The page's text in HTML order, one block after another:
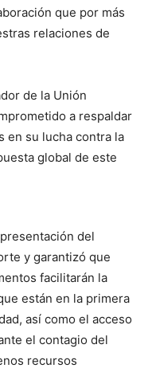
que por más
relaciones de
de la Unión
a respaldar
en su lucha contra la
global de este
del
y garantizó que
facilitarán la
están en la primera
así como el acceso
el contagio del
recursos